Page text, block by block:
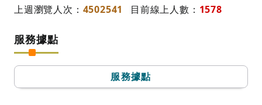
上週瀏覽人次： 4502541 目前線上人數： 1578
服務據點
服務據點